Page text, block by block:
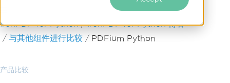
跳至页脚内容
IronPDF for Python
IronPDF for Python 博客
与其他组件进行比较
PDFium Python
产品比较